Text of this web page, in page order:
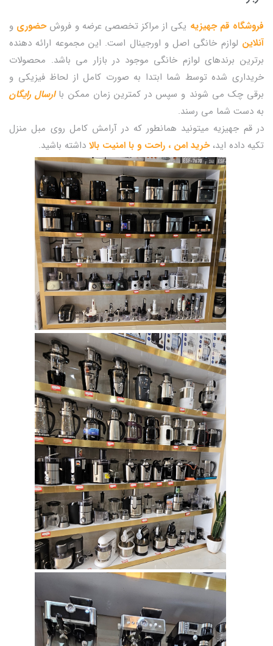
فروشگاه قم جهیزیه یکی از مراکز تخصصی عرضه و فروشحضوری و
آنلاین لوازم خانگی اصل و اورجینال است. این مجموعه ارائه دهنده
برترین برندهای لوازم خانگی موجود در بازار می باشد. محصولات
خریداری شده توسط شما ابتدا به صورت کامل از لحاظ فیزیکی و
برقی چک می شوند و سپس در کمترین زمان ممکن با ارسال رایگان
به دست شما می رسند.
در قم جهیزیه میتونید همانطور که در آرامش کامل روی مبل منزل
تکیه داده اید،خرید امن ، راحت و با امنیت بالا داشته باشید.